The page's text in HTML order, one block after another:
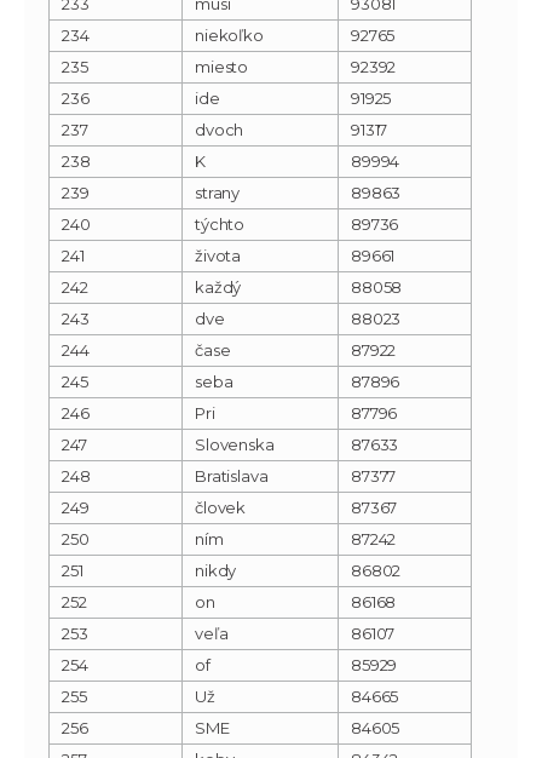
234
niekoľko
92765
235
miesto
92392
236
ide
91925
237
dvoch
91317
238
K
89994
239
strany
89863
240
týchto
89736
241
života
89661
242
každý
88058
243
dve
88023
244
čase
87922
245
seba
87896
246
Pri
87796
247
Slovenska
87633
248
Bratislava
87377
249
človek
87367
250
ním
87242
251
nikdy
86802
252
on
86168
253
veľa
86107
254
of
85929
255
Už
84665
256
SME
84605